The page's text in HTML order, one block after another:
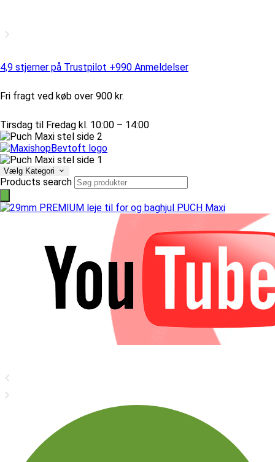
4,9 stjerner på Trustpilot +990 Anmeldelser
Fri fragt ved køb over 900 kr.
Tirsdag til Fredag kl. 10:00 – 14:00
Vælg Kategori
Products search